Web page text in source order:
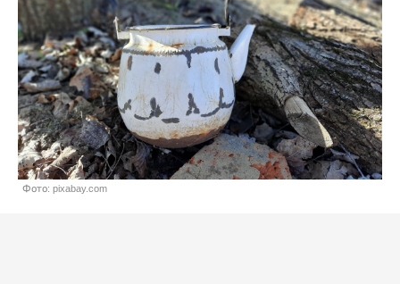
Фото: pixabay.com